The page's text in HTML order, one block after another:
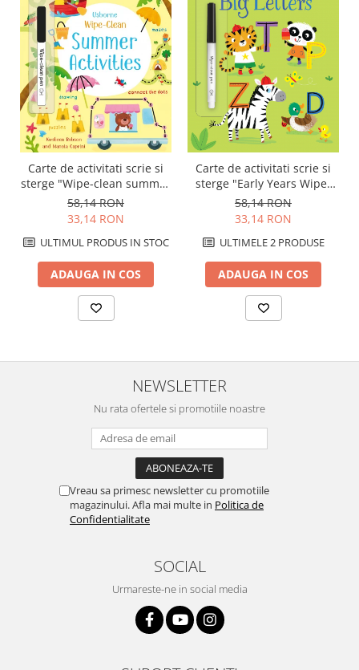
Carte de activitati scrie si
sterge "Wipe-clean summer
activities", reutilizabila,
Usborne
58,14 RON
33,14 RON
ULTIMUL PRODUS IN STOC
ADAUGA IN COS
Carte de activitati scrie si
sterge "Early Years Wipe-
Clean Big Letters",
reutilizabila, Usborne
58,14 RON
33,14 RON
ULTIMELE 2 PRODUSE
ADAUGA IN COS
NEWSLETTER
Nu rata ofertele si promotiile noastre
Vreau sa primesc newsletter cu promotiile
magazinului. Afla mai multe in Politica de
Confidentialitate
SOCIAL
Urmareste-ne in social media